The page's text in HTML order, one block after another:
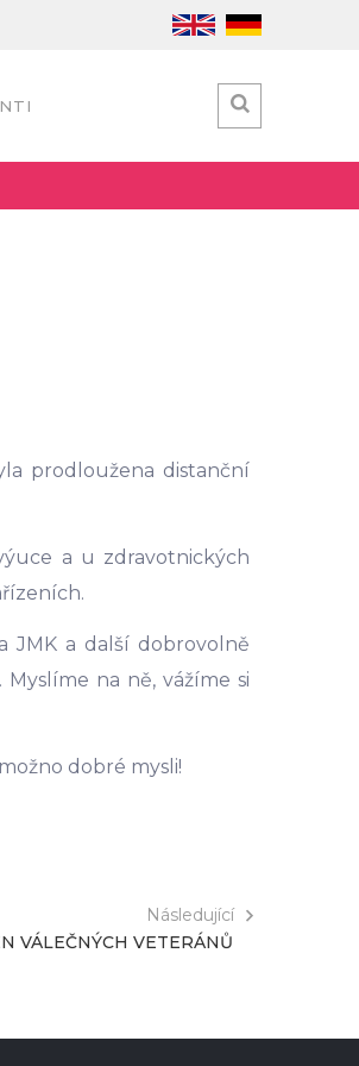
prodloužena distanční
a u zdravotnických
JMK a další dobrovolně
na ně, vážíme si
dobré mysli!
Následující
VÁLEČNÝCH VETERÁNŮ